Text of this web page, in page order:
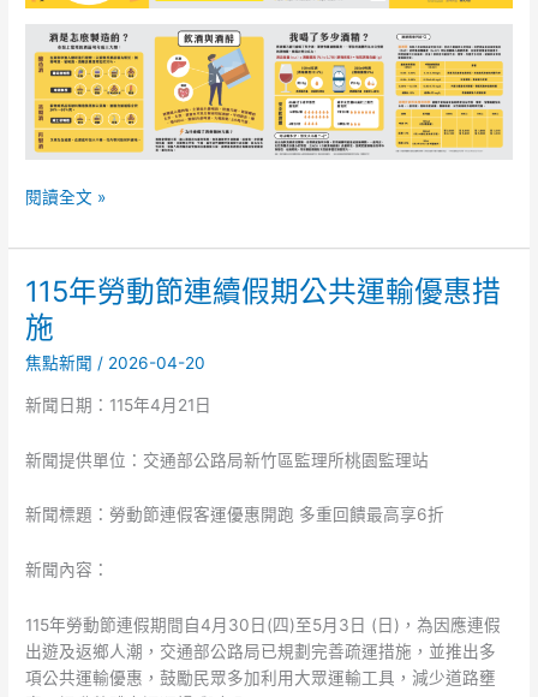
閱讀全文 »
115年勞動節連續假期公共運輸優惠措
施
焦點新聞 / 2026-04-20
新聞日期：115年4月21日
新聞提供單位：交通部公路局新竹區監理所桃園監理站
新聞標題：勞動節連假客運優惠開跑 多重回饋最高享6折
新聞內容：
115年勞動節連假期間自4月30日(四)至5月3日 (日)，為因應連假
出遊及返鄉人潮，交通部公路局已規劃完善疏運措施，並推出多
項公共運輸優惠，鼓勵民眾多加利用大眾運輸工具，減少道路壅
115
年
勞
動
節
連
假
公
運
優
惠
措